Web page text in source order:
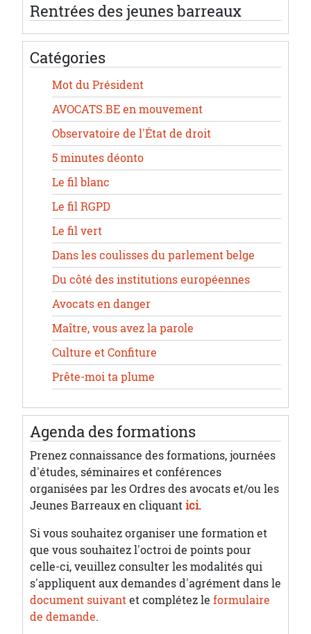
Rentrées des jeunes barreaux
Catégories
Mot du Président
AVOCATS.BE en mouvement
Observatoire de l'État de droit
5 minutes déonto
Le fil blanc
Le fil RGPD
Le fil vert
Dans les coulisses du parlement belge
Du côté des institutions européennes
Avocats en danger
Maître, vous avez la parole
Culture et Confiture
Prête-moi ta plume
Agenda des formations
Prenez connaissance des formations, journées
d'études, séminaires et conférences
organisées par les Ordres des avocats et/ou les
Jeunes Barreaux en cliquantici.
Si vous souhaitez organiser une formation et
que vous souhaitez l'octroi de points pour
celle-ci, veuillez consulter les modalités qui
s'appliquent aux demandes d'agrément dans le
document suivantet complétez le formulaire
de demande.